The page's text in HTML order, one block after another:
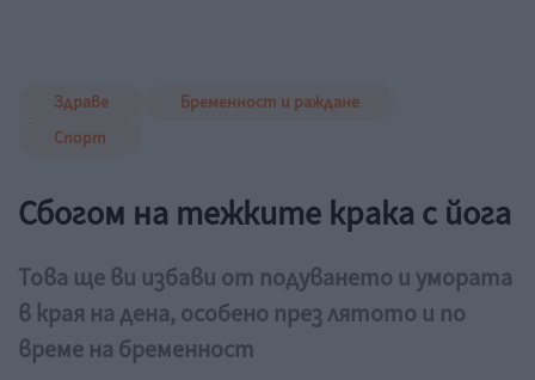
Здраве
Бременност и раждане
Спорт
Сбогом на тежките крака с йога
Това ще ви избави от подуването и умората
в края на дена, особено през лятото и по
време на бременност